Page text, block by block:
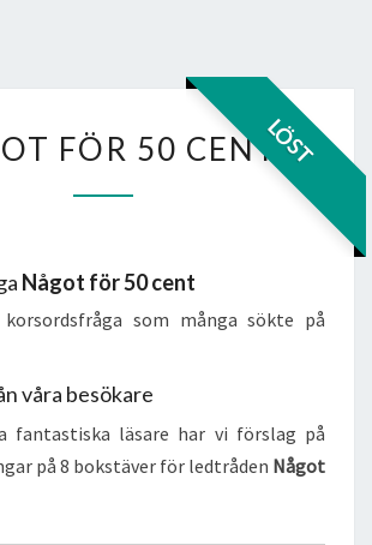
LÖST
FÖR
CENT
FÖR 50 CENT
Något för 50 cent
som många sökte på
våra besökare
fantastiska läsare har vi förslag på
på 8 bokstäver för ledtråden Något